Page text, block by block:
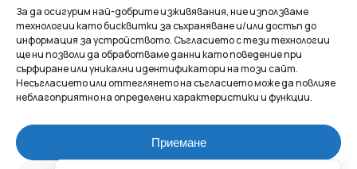
За да осигурим най-добрите изживявания, ние използваме
технологии като бисквитки за съхраняване и/или достъп до
информация за устройството. Съгласието с тези технологии
ще ни позволи да обработваме данни като поведение при
сърфиране или уникални идентификатори на този сайт.
Несъгласието или оттеглянето на съгласието може да повлияе
неблагоприятно на определени характеристики и функции.
Приемане
НАЧАЛО
ЗА НАС
МАГАЗИНЪТ
КОНТАКТ
КОЛЕКЦИИ
КОЛИЕТА
ГРИВНИ
ВИСУЛКИ
ОБЕЦИ
АКСЕСОАРИ
ПОВЕРИТЕЛНОСТ
УСЛОВИЯ